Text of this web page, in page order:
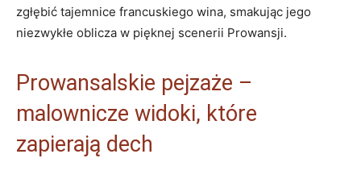
zgłębić tajemnice francuskiego wina, smakując jego
niezwykłe oblicza w pięknej scenerii Prowansji.
Prowansalskie pejzaże –
malownicze widoki, które
zapierają dech